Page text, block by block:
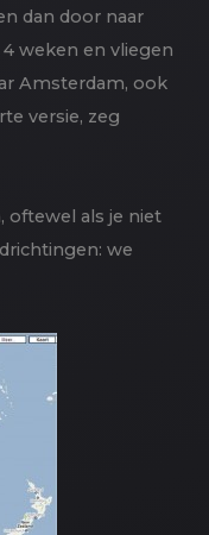
dan door naar
weken en vliegen
Amsterdam, ook
versie, zeg
oftewel als je niet
we